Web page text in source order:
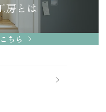
房とは
ちら